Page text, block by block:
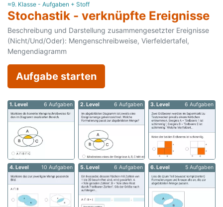
≈9. Klasse - Aufgaben + Stoff
Stochastik - verknüpfte Ereignisse
Beschreibung und Darstellung zusammengesetzter Ereignisse
(Nicht/Und/Oder): Mengenschreibweise, Vierfeldertafel,
Mengendiagramm
Aufgabe starten
1. Level 6 Aufgaben 2. Level 6 Aufgaben 3. Level 6 Aufgaben
4. Level 10 Aufgaben 5. Level 6 Aufgaben 6. Level 5 Aufgaben